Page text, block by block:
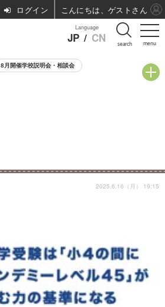
menu
Language
JP / CN search
8月開催学校説明会・相談会
2025.6.16（月） 19:15
ログイン こんにちは、ゲストさん